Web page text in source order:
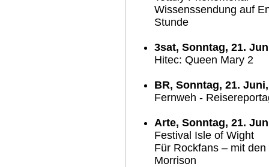
Wissenssendung auf
Stunde
3sat, Sonntag, 21.
Hitec: Queen Mary 2
BR, Sonntag, 21.
Fernweh -
Arte, Sonntag, 21.
Festival Isle of Wight
Für Rockfans – mit
Morrison